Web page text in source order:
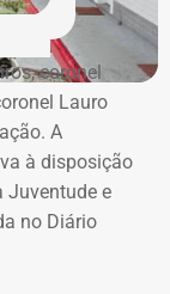
em
coronel
Lauro
A
à disposição
Juventude e
no Diário